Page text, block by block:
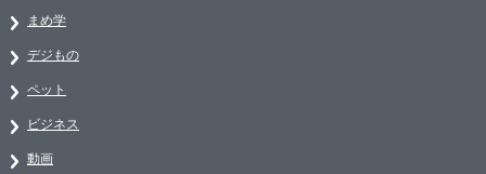
まめ学
デジもの
ペット
ビジネス
動画